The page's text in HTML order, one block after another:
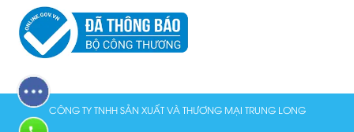
CÔNG TY TNHH SẢN XUẤT VÀ THƯƠNG MẠI TRUNG LONG